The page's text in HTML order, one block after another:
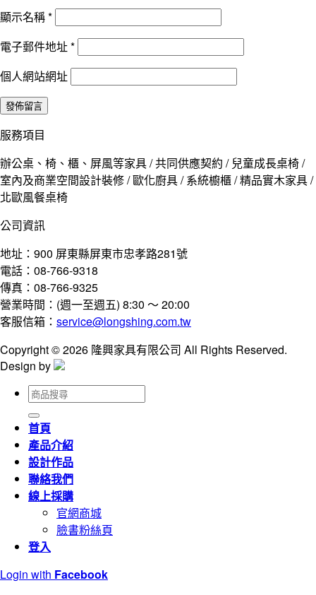
顯示名稱*
電子郵件地址*
個人網站網址
服務項目
辦公桌、椅、櫃、屏風等家具 / 共同供應契約 / 兒童成長桌椅 /
室內及商業空間設計裝修 / 歐化廚具 / 系統櫥櫃 / 精品實木家具 /
北歐風餐桌椅
公司資訊
地址：900 屏東縣屏東市忠孝路281號
電話：08-766-9318
傳真：08-766-9325
營業時間：(週一至週五) 8:30 ～ 20:00
客服信箱： service@longshing.com.tw
Copyright © 2026 隆興家具有限公司 All Rights Reserved.
Design by
搜
尋
關
鍵
字:
首頁
產品介紹
設計作品
聯絡我們
線上採購
官網商城
臉書粉絲頁
登入
Login with Facebook